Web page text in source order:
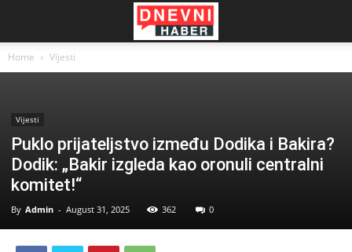
Home Vijesti
Vijesti
Puklo prijateljstvo između Dodika i Bakira?
Dodik: „Bakir izgleda kao oronuli centralni
komitet!“
By Admin - August 31, 2025 362 0